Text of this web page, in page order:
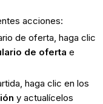
acciones:
de oferta, haga clic
de oferta e
haga clic en los
y actualícelos